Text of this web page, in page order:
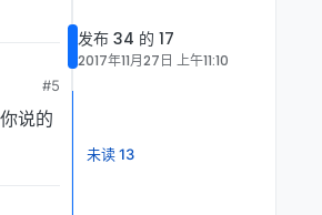
#5
说的
发布 34 的 17
2017年11月27日 上午11:10
未读 13